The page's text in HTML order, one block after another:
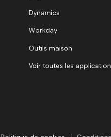
Dynamics
Workday
Outils maison
Voir toutes les